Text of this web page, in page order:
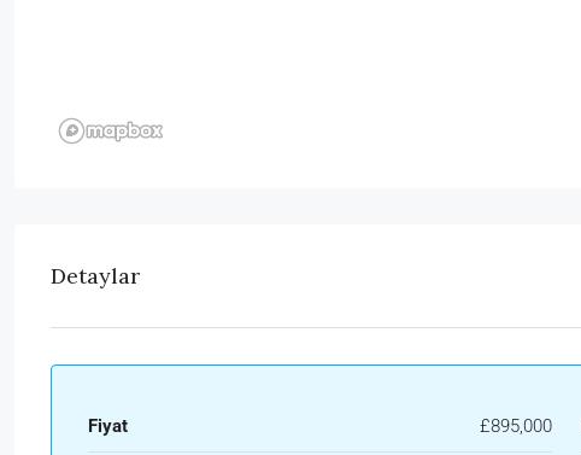
Detaylar
Fiyat £895,000